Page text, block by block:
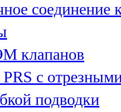
соединение
клапанов
с
подводки